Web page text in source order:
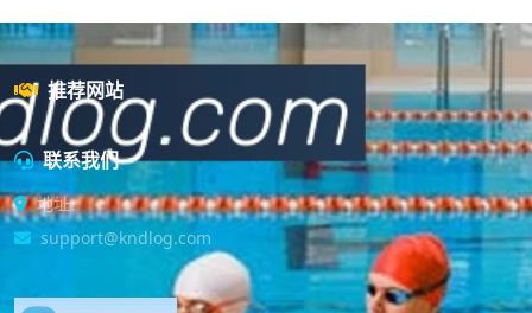
推荐网站
联系我们
地址
support@kndlog.com